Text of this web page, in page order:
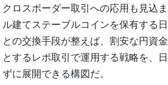
クロスボーダー取引への応用も見込
ル建てステーブルコインを保有する
との交換手段が整えば、割安な円資
とするレポ取引で運用する戦略を、
ずに展開できる構図だ。